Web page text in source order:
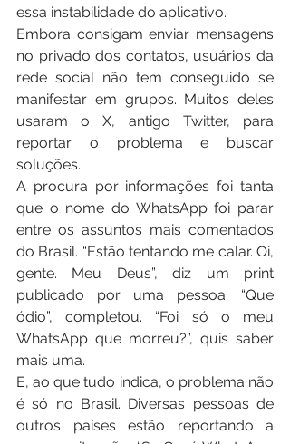
essa instabilidade do aplicativo.
Embora consigam enviar mensagens
no privado dos contatos, usuários da
rede social não tem conseguido se
manifestar em grupos. Muitos deles
usaram o X, antigo Twitter, para
reportar o problema e buscar
soluções.
A procura por informações foi tanta
que o nome do WhatsApp foi parar
entre os assuntos mais comentados
do Brasil. “Estão tentando me calar. Oi,
gente. Meu Deus”, diz um print
publicado por uma pessoa. “Que
ódio”, completou. “Foi só o meu
WhatsApp que morreu?”, quis saber
mais uma.
E, ao que tudo indica, o problema não
é só no Brasil. Diversas pessoas de
outros países estão reportando a